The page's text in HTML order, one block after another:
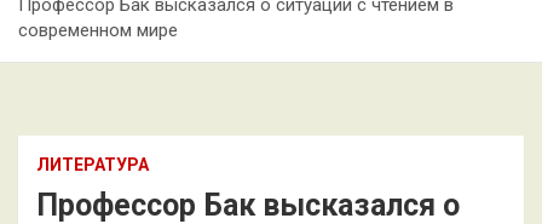
Профессор Бак высказался о ситуации с чтением в
современном мире
ЛИТЕРАТУРА
Профессор Бак высказался о